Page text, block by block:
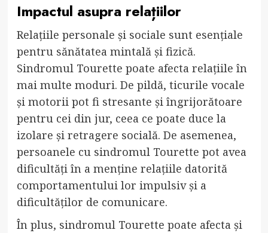
Impactul asupra relațiilor
Relațiile personale și sociale sunt esențiale
pentru sănătatea mintală și fizică.
Sindromul Tourette poate afecta relațiile în
mai multe moduri. De pildă, ticurile vocale
și motorii pot fi stresante și îngrijorătoare
pentru cei din jur, ceea ce poate duce la
izolare și retragere socială. De asemenea,
persoanele cu sindromul Tourette pot avea
dificultăți în a menține relațiile datorită
comportamentului lor impulsiv și a
dificultăților de comunicare.
În plus, sindromul Tourette poate afecta și